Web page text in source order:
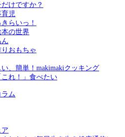
けですか？
児
らいっ！
の世界
おもちゃ
、簡単！makimakiクッキング
れ！」食べたい
ム